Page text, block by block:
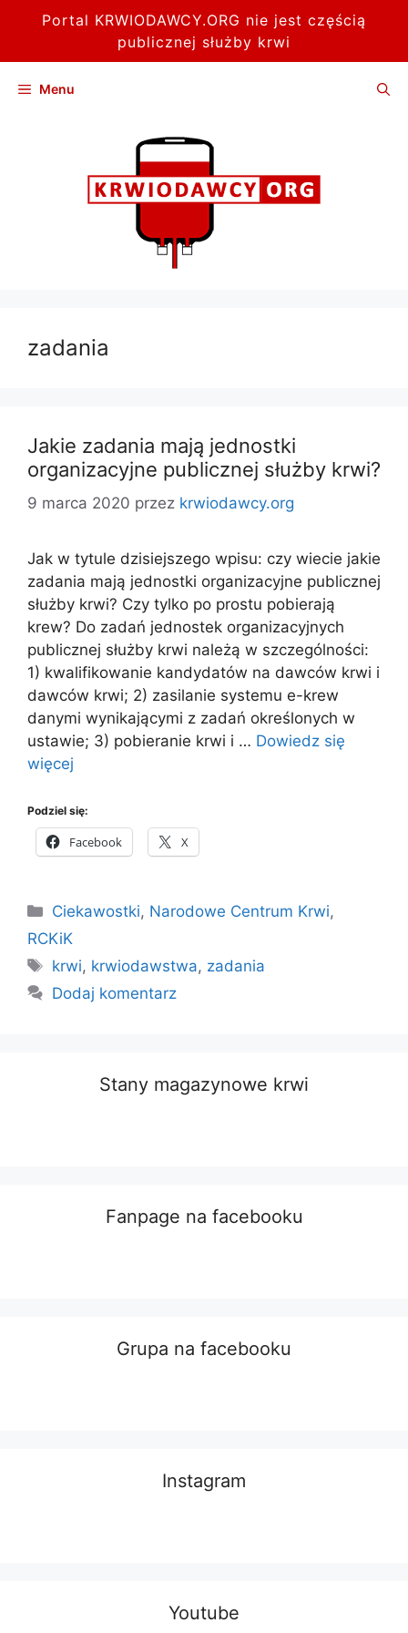
Portal KRWIODAWCY.ORG nie jest częścią
publicznej służby krwi
Menu
zadania
Jakie zadania mają jednostki
organizacyjne publicznej służby krwi?
9 marca 2020 przez krwiodawcy.org
Jak w tytule dzisiejszego wpisu: czy wiecie jakie
zadania mają jednostki organizacyjne publicznej
służby krwi? Czy tylko po prostu pobierają
krew? Do zadań jednostek organizacyjnych
publicznej służby krwi należą w szczególności:
1) kwalifikowanie kandydatów na dawców krwi i
dawców krwi; 2) zasilanie systemu e-krew
danymi wynikającymi z zadań określonych w
ustawie; 3) pobieranie krwi i … Dowiedz się
więcej
Podziel się:
Facebook X
Kategorie
Ciekawostki, Narodowe Centrum Krwi,
RCKiK
Tagi
krwi, krwiodawstwa, zadania
Dodaj komentarz
Stany magazynowe krwi
Fanpage na facebooku
Grupa na facebooku
Instagram
Youtube